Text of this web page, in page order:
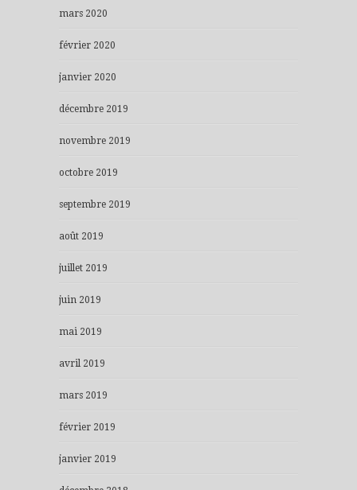
mars 2020
février 2020
janvier 2020
décembre 2019
novembre 2019
octobre 2019
septembre 2019
août 2019
juillet 2019
juin 2019
mai 2019
avril 2019
mars 2019
février 2019
janvier 2019